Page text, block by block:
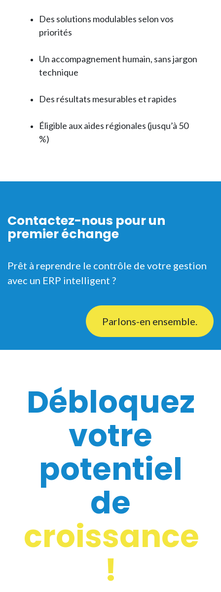
Des solutions modulables selon vos
priorités
Un accompagnement humain, sans jargon
technique
Des résultats mesurables et rapides
Éligible aux aides régionales (jusqu’à 50
%)
Contactez-nous pour un
premier échange
Prêt à reprendre le contrôle de votre gestion
avec un ERP intelligent ?
Parlons-en ensemble.
Débloquez
votre
potentiel
de
croissance
!